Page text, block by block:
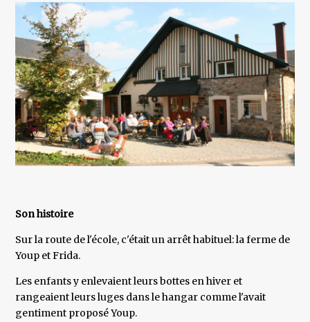
Son histoire
Sur la route de l'école, c'était un arrêt habituel: la ferme de
Youp et Frida.
Les enfants y enlevaient leurs bottes en hiver et
rangeaient leurs luges dans le hangar comme l'avait
gentiment proposé Youp.